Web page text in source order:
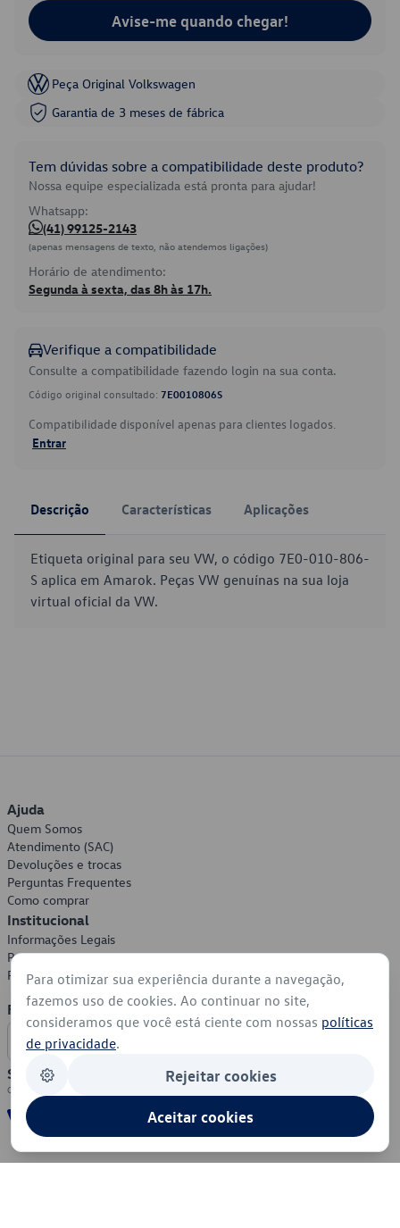
Avise-me quando chegar!
Peça Original Volkswagen
Garantia de 3 meses de fábrica
Tem dúvidas sobre a compatibilidade deste produto?
Nossa equipe especializada está pronta para ajudar!
Whatsapp:
(41) 99125-2143
(apenas mensagens de texto, não atendemos ligações)
Horário de atendimento:
Segunda à sexta, das 8h às 17h.
Verifique a compatibilidade
Consulte a compatibilidade fazendo login na sua conta.
Código original consultado: 7E0010806S
Compatibilidade disponível apenas para clientes logados.
Entrar
Descrição Características Aplicações
Etiqueta original para seu VW, o código 7E0-010-806-
S aplica em Amarok. Peças VW genuínas na sua loja
virtual oficial da VW.
Ajuda
Quem Somos
Atendimento (SAC)
Devoluções e trocas
Perguntas Frequentes
Como comprar
Institucional
Informações Legais
Política de Privacidade
Política de Cookies
Formas de Pagamento
Segurança
Para otimizar sua experiência durante a navegação,
fazemos uso de cookies. Ao continuar no site,
consideramos que você está ciente com nossas políticas
de privacidade.
Rejeitar cookies
Aceitar cookies